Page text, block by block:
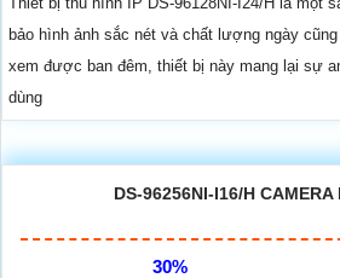
bảo hình ảnh sắc nét và chất lượng ngày
xem được ban đêm, thiết bị này mang lại sự
dùng
DS-96256NI-I16/H CAMERA
30%